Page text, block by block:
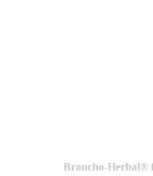
Broncho-Herbal®